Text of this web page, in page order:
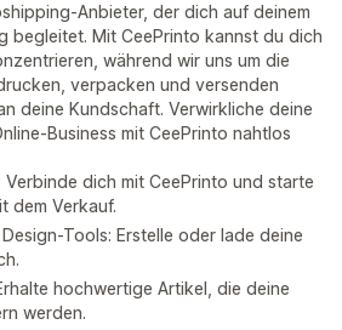
Anbieter, der dich auf deinem
begleitet. Mit CeePrinto kannst du dich
während wir uns um die
verpacken und versenden
deine Kundschaft. Verwirkliche deine
Business mit CeePrinto nahtlos
Verbinde dich mit CeePrinto und starte
dem Verkauf.
Tools: Erstelle oder lade deine
hochwertige Artikel, die deine
werden.